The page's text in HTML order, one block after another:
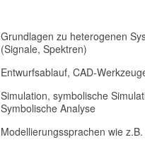
Grundlagen zu heterogenen
(Signale, Spektren)
Entwurfsablauf, CAD-
Simulation, symbolische
Symbolische Analyse
Modellierungssprachen wie z.B.